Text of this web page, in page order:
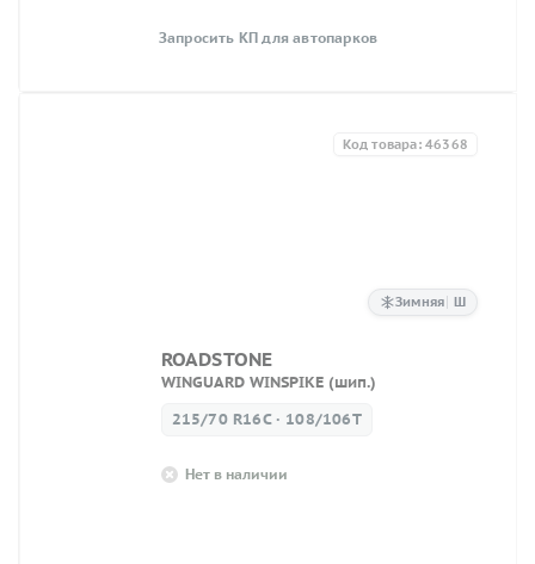
Запросить КП для автопарков
Зимняя Ш
Код товара: 46368
ROADSTONE
WINGUARD WINSPIKE (шип.)
215/70 R16C · 108/106T
Нет в наличии